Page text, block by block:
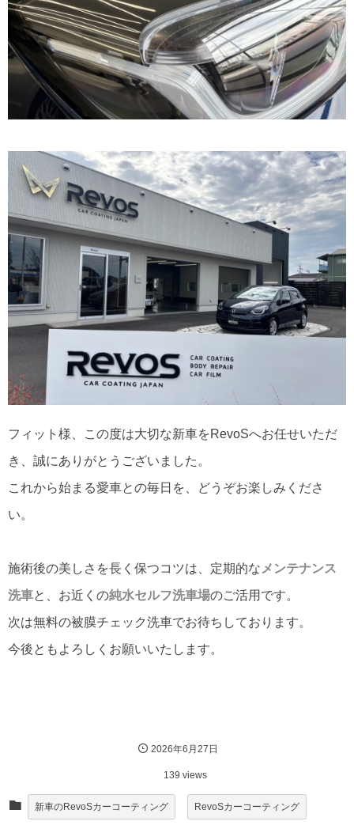
フィット様、この度は大切な新車をRevoSへお任せいただ
き、誠にありがとうございました。
これから始まる愛車との毎日を、どうぞお楽しみくださ
い。
施術後の美しさを長く保つコツは、定期的な メンテナンス
洗車と、お近くの純水セルフ洗車場のご活用です。
次は無料の被膜チェック洗車でお待ちしております。
今後ともよろしくお願いいたします。
2026年6月27日
139 views
新車のRevoSカーコーティング RevoSカーコーティング